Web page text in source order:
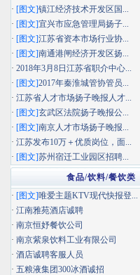
· [图文]镇江经济技术开发区国...
· [图文]宜兴市应急管理局扬子...
· [图文]江苏省资本市场行业协...
· [图文]南通港闸经济开发区扬...
· 2018年3月8日江苏省职介中心...
· [图文]2017年秦淮城管协管员...
· 江苏省人才市场扬子晚报人才...
· [图文]玄武区法院扬子晚报公...
· [图文]南京人才市场扬子晚报...
· 江苏发布10万＋优质岗位，面...
· [图文]苏州宿迁工业园区招聘...
食品/饮料/餐饮类
· [图文]唯爱主题KTV现代快报登...
· 江南雅苑酒店诚聘
· 南京恒妤餐饮公司
· 南京紫泉饮料工业有限公司
· 酒店诚聘客服人员
· 五粮液集团300冰酒诚招